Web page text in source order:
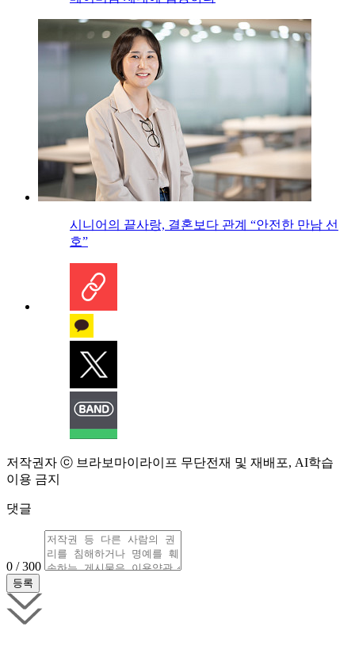
시니어의 끝사랑, 결혼보다 관계 “안전한 만남 선
호”
저작권자 ⓒ 브라보마이라이프 무단전재 및 재배포, AI학습
이용 금지
댓글
0 / 300